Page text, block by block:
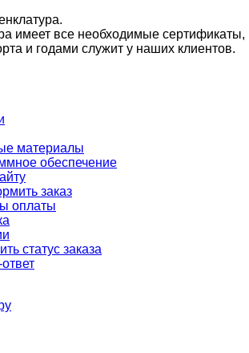
имеет все необходимые сертификаты,
и годами служит у наших клиентов.
материалы
обеспечение
заказ
оплаты
статус заказа